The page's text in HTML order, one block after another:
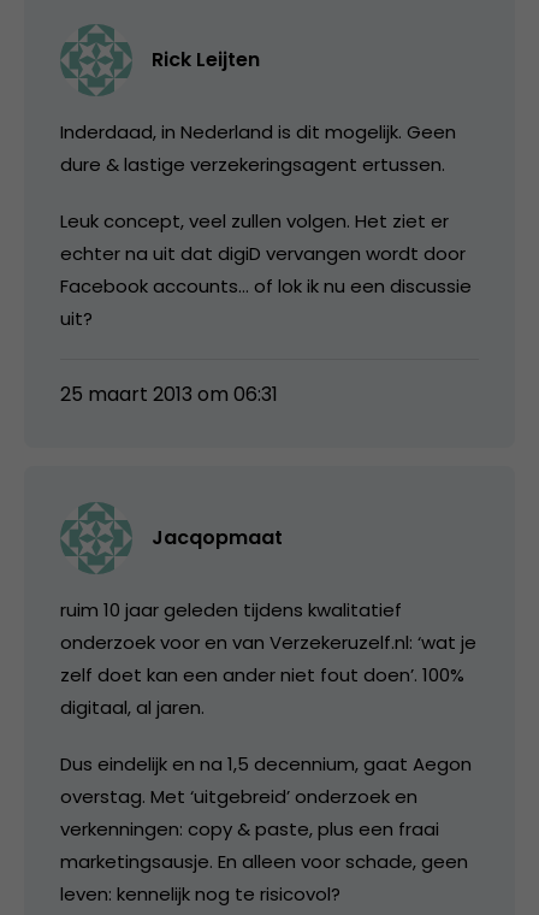
Rick Leijten
Inderdaad, in Nederland is dit mogelijk. Geen
dure & lastige verzekeringsagent ertussen.
Leuk concept, veel zullen volgen. Het ziet er
echter na uit dat digiD vervangen wordt door
Facebook accounts… of lok ik nu een discussie
uit?
25 maart 2013 om 06:31
Jacqopmaat
ruim 10 jaar geleden tijdens kwalitatief
onderzoek voor en van Verzekeruzelf.nl: ‘wat je
zelf doet kan een ander niet fout doen’. 100%
digitaal, al jaren.
Dus eindelijk en na 1,5 decennium, gaat Aegon
overstag. Met ‘uitgebreid’ onderzoek en
verkenningen: copy & paste, plus een fraai
marketingsausje. En alleen voor schade, geen
leven: kennelijk nog te risicovol?